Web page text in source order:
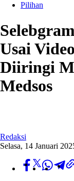
Pilihan
Usai
Diiringi
Medsos
Redaksi
Selasa, 14 Januari